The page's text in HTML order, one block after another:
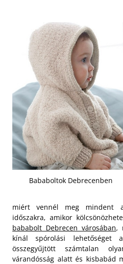
Bababoltok Debrecenben
miért vennél meg mindent
időszakra, amikor
bababolt Debrecen városában,
kínál spórolási lehetőséget
összegyűjtött számtalan
várandósság alatt és kisbabád